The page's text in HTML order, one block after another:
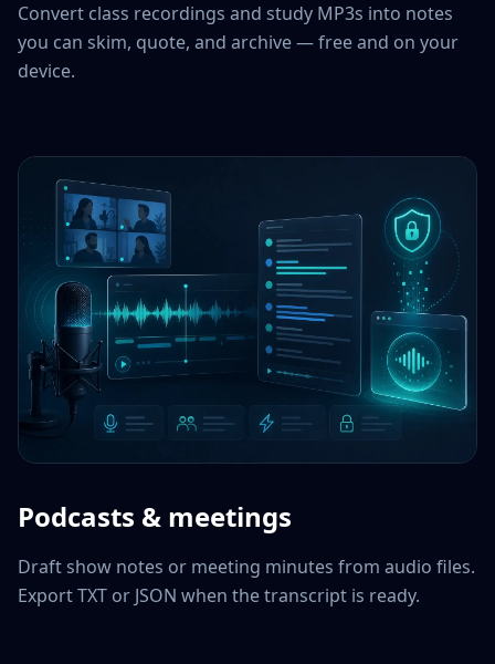
Convert class recordings and study MP3s into notes
you can skim, quote, and archive — free and on your
device.
Podcasts & meetings
Draft show notes or meeting minutes from audio files.
Export TXT or JSON when the transcript is ready.